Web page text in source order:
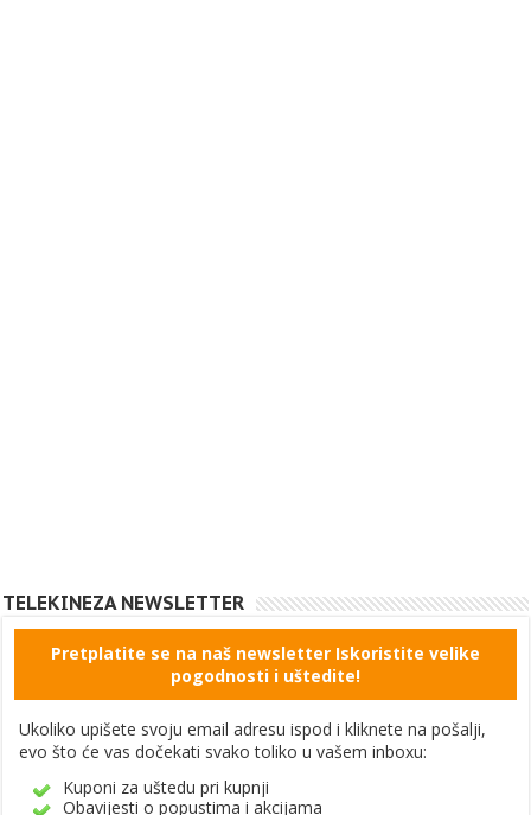
TELEKINEZA NEWSLETTER
Pretplatite se na naš newsletter Iskoristite velike
pogodnosti i uštedite!
Ukoliko upišete svoju email adresu ispod i kliknete na pošalji,
evo što će vas dočekati svako toliko u vašem inboxu:
Kuponi za uštedu pri kupnji
Obavijesti o popustima i akcijama